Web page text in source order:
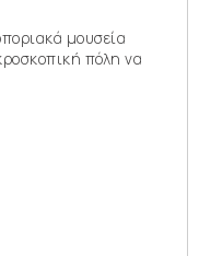
μουσεία
πόλη να